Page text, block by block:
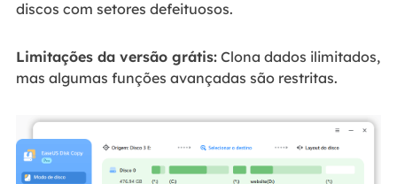
discos com setores defeituosos.
Limitações da versão grátis:Clona dados ilimitados,
mas algumas funções avançadas são restritas.